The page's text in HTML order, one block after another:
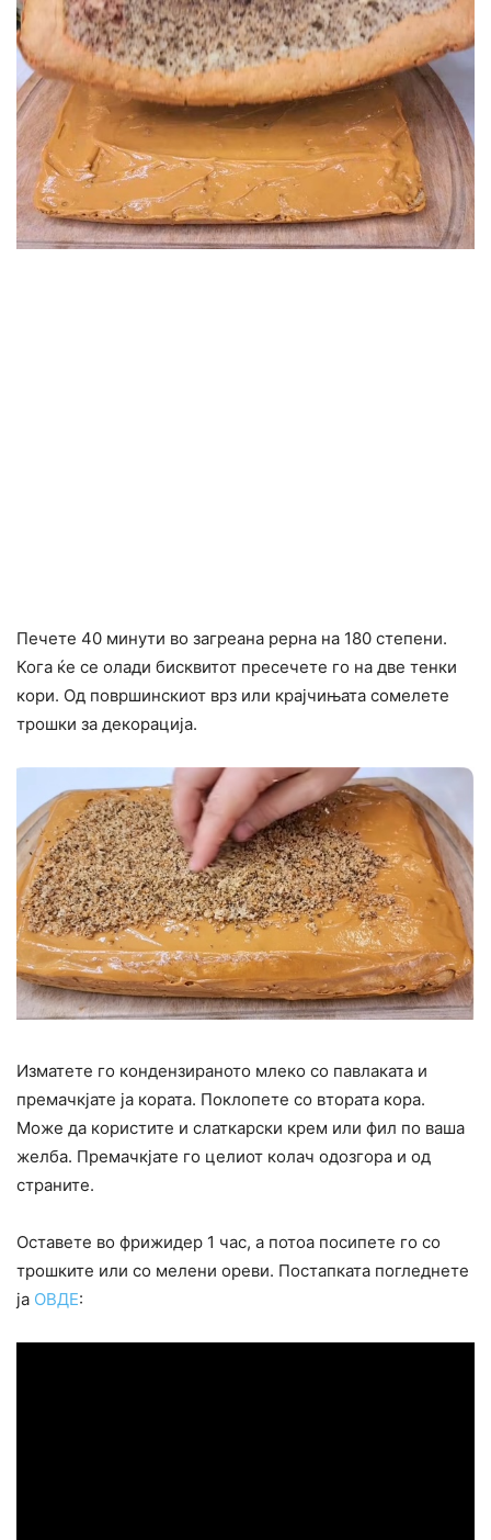
Печете 40 минути во загреана рерна на 180 степени.
Кога ќе се олади бисквитот пресечете го на две тенки
кори. Од површинскиот врз или крајчињата сомелете
трошки за декорација.
Изматете го кондензираното млеко со павлаката и
премачкјате ја кората. Поклопете со втората кора.
Може да користите и слаткарски крем или фил по ваша
желба. Премачкјате го целиот колач одозгора и од
страните.
Оставете во фрижидер 1 час, а потоа посипете го со
трошките или со мелени ореви. Постапката погледнете
ја ОВДЕ: